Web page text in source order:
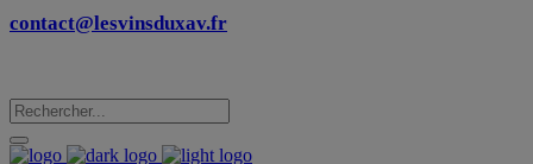
contact@lesvinsduxav.fr